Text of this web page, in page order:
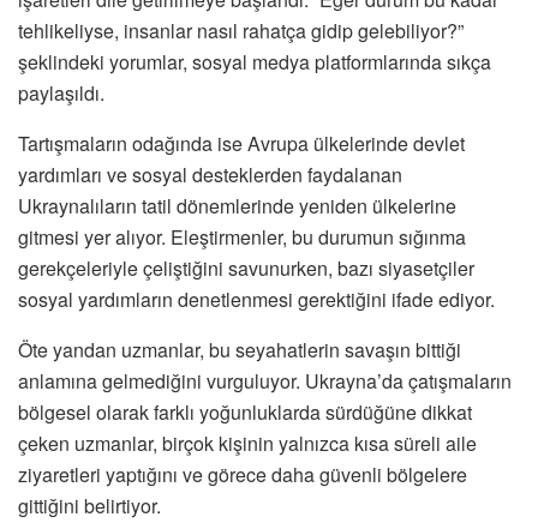
tehlikeliyse, insanlar nasıl rahatça gidip gelebiliyor?”
şeklindeki yorumlar, sosyal medya platformlarında sıkça
paylaşıldı.
Tartışmaların odağında ise Avrupa ülkelerinde devlet
yardımları ve sosyal desteklerden faydalanan
Ukraynalıların tatil dönemlerinde yeniden ülkelerine
gitmesi yer alıyor. Eleştirmenler, bu durumun sığınma
gerekçeleriyle çeliştiğini savunurken, bazı siyasetçiler
sosyal yardımların denetlenmesi gerektiğini ifade ediyor.
Öte yandan uzmanlar, bu seyahatlerin savaşın bittiği
anlamına gelmediğini vurguluyor. Ukrayna’da çatışmaların
bölgesel olarak farklı yoğunluklarda sürdüğüne dikkat
çeken uzmanlar, birçok kişinin yalnızca kısa süreli aile
ziyaretleri yaptığını ve görece daha güvenli bölgelere
gittiğini belirtiyor.